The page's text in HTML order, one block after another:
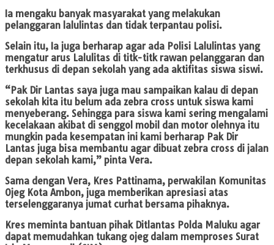
Ia mengaku banyak masyarakat yang melakukan
pelanggaran lalulintas dan tidak terpantau polisi.
Selain itu, Ia juga berharap agar ada Polisi Lalulintas yang
mengatur arus Lalulitas di titk-titk rawan pelanggaran dan
terkhusus di depan sekolah yang ada aktifitas siswa siswi.
“Pak Dir Lantas saya juga mau sampaikan kalau di depan
sekolah kita itu belum ada zebra cross untuk siswa kami
menyeberang. Sehingga para siswa kami sering mengalami
kecelakaan akibat di senggol mobil dan motor olehnya itu
mungkin pada kesempatan ini kami berharap Pak Dir
Lantas juga bisa membantu agar dibuat zebra cross di jalan
depan sekolah kami,” pinta Vera.
Sama dengan Vera, Kres Pattinama, perwakilan Komunitas
Ojeg Kota Ambon, juga memberikan apresiasi atas
terselenggaranya jumat curhat bersama pihaknya.
Kres meminta bantuan pihak Ditlantas Polda Maluku agar
dapat memudahkan tukang ojeg dalam memproses Surat